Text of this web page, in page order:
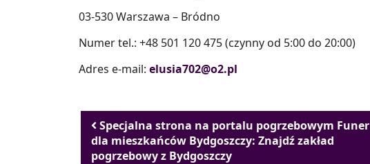
03-530 Warszawa – Bródno
Numer tel.: +48 501 120 475 (czynny od 5:00 do 20:00)
Adres e-mail: elusia702@o2.pl
Nawigacja wpisu
Specjalna strona na portalu pogrzebowym Funer
dla mieszkańców Bydgoszczy: Znajdź zakład
pogrzebowy z Bydgoszczy